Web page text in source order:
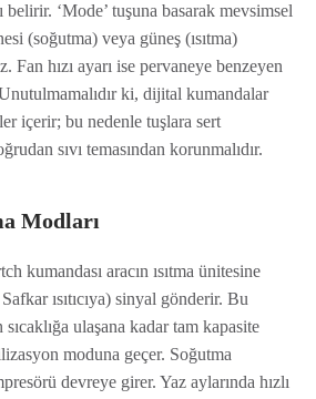
belirir. ‘Mode’ tuşuna basarak mevsimsel
(soğutma) veya güneş (ısıtma)
Fan hızı ayarı ise pervaneye benzeyen
ki, dijital kumandalar
içerir; bu nedenle tuşlara sert
sıvı temasından korunmalıdır.
Modları
kumandası aracın ısıtma ünitesine
ısıtıcıya) sinyal gönderir. Bu
ulaşana kadar tam kapasite
moduna geçer. Soğutma
devreye girer. Yaz aylarında hızlı